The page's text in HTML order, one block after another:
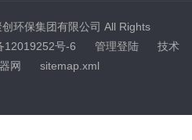
环保集团有限公司 All Rights
12019252号-6 管理登陆技术
网 sitemap.xml